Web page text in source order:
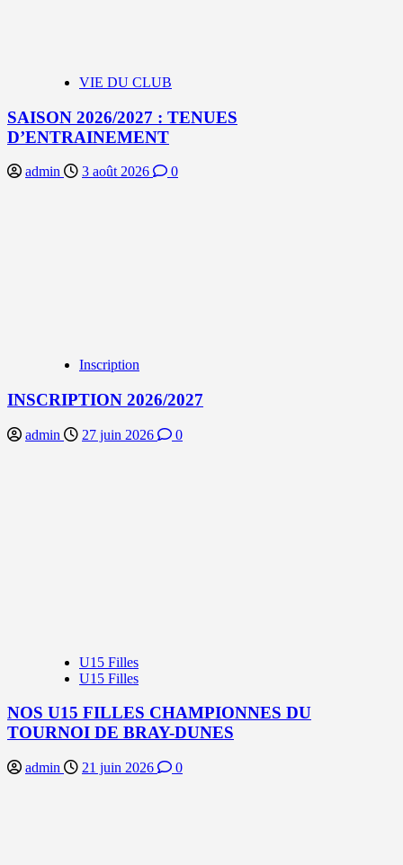
VIE DU CLUB
SAISON 2026/2027 : TENUES
D’ENTRAINEMENT
admin 3 août 2026 0
Inscription
INSCRIPTION 2026/2027
admin 27 juin 2026 0
U15 Filles
U15 Filles
NOS U15 FILLES CHAMPIONNES DU
TOURNOI DE BRAY-DUNES
admin 21 juin 2026 0